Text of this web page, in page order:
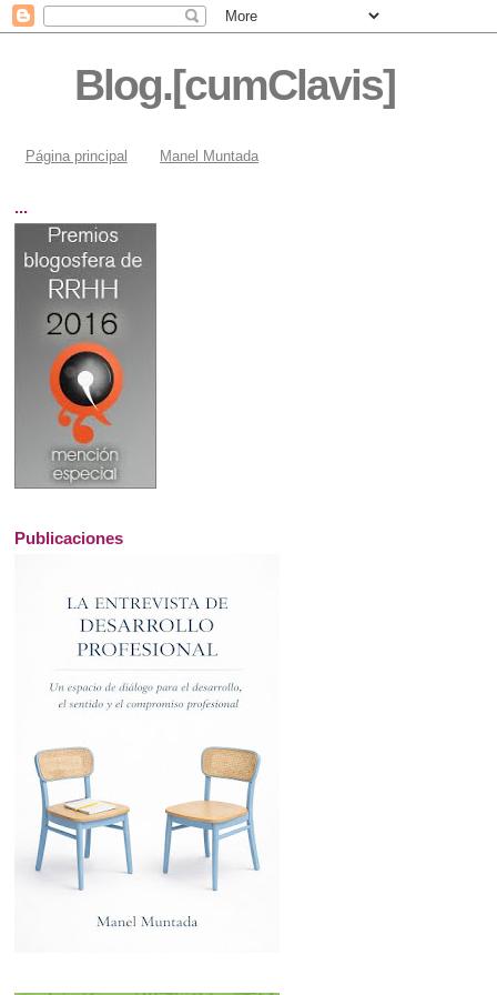
Blog.[cumClavis]
Página principal Manel Muntada
...
Publicaciones